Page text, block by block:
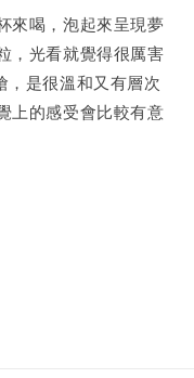
來喝，泡起來呈現夢
，光看就覺得很厲害
，是很溫和又有層次
上的感受會比較有意